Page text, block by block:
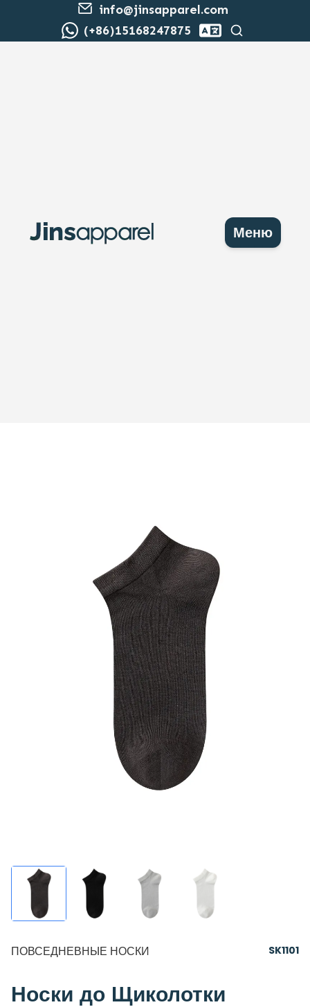
info@jinsapparel.com
(+86)15168247875
Поиск
Меню
ПОВСЕДНЕВНЫЕ НОСКИ SK1101
Носки до Щиколотки